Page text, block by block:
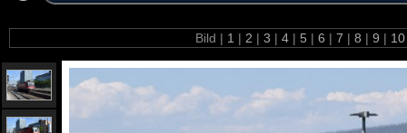
Bild | 1 | 2 | 3 | 4 | 5 | 6 | 7 | 8 | 9 |